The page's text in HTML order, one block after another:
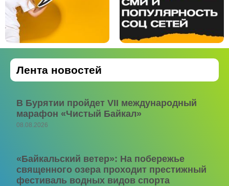
Лента новостей
В Бурятии пройдет VII международный
марафон «Чистый Байкал»
08.08.2026
«Байкальский ветер»: На побережье
священного озера проходит престижный
фестиваль водных видов спорта